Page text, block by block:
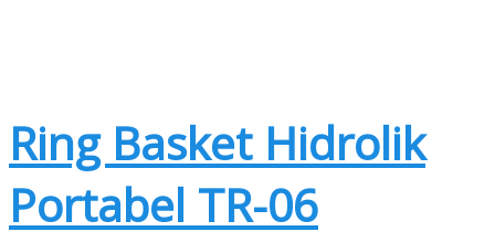
Ring Basket Hidrolik
Portabel TR-06